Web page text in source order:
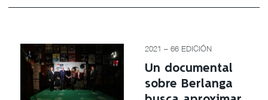
2021 – 66 EDICIÓN
Un documental
sobre Berlanga